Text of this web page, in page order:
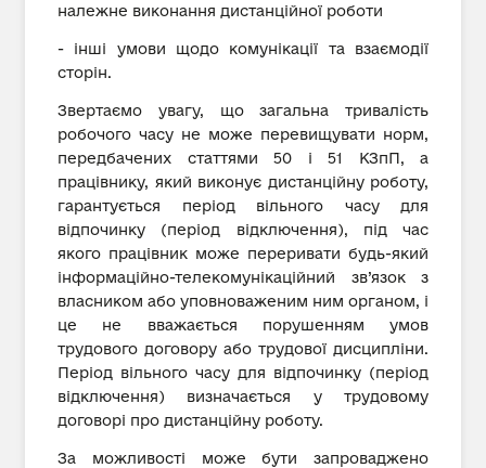
належне виконання дистанційної роботи
- інші умови щодо комунікації та взаємодії
сторін.
Звертаємо увагу, що загальна тривалість
робочого часу не може перевищувати норм,
передбачених статтями 50 і 51 КЗпП, а
працівнику, який виконує дистанційну роботу,
гарантується період вільного часу для
відпочинку (період відключення), під час
якого працівник може переривати будь-який
інформаційно-телекомунікаційний зв’язок з
власником або уповноваженим ним органом, і
це не вважається порушенням умов
трудового договору або трудової дисципліни.
Період вільного часу для відпочинку (період
відключення) визначається у трудовому
договорі про дистанційну роботу.
За можливості може бути запроваджено